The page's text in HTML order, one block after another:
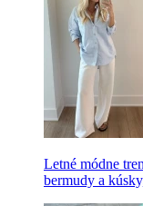
Letné módne
bermudy a